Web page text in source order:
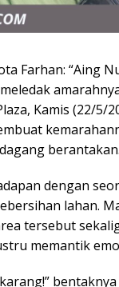
Farhan: “Aing
Kamis (22/5/
berantakan.
dengan
lahan.
tersebut
memantik
bentaknya